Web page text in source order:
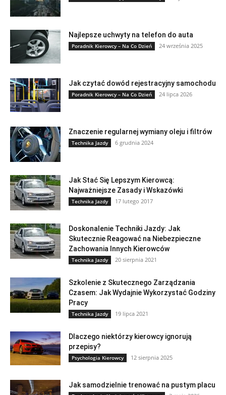
Najlepsze uchwyty na telefon do auta
Poradnik Kierowcy – Na Co Dzień 24 września 2025
Jak czytać dowód rejestracyjny samochodu
Poradnik Kierowcy – Na Co Dzień 24 lipca 2026
Znaczenie regularnej wymiany oleju i filtrów
Technika Jazdy 6 grudnia 2024
Jak Stać Się Lepszym Kierowcą:
Najważniejsze Zasady i Wskazówki
Technika Jazdy 17 lutego 2017
Doskonalenie Techniki Jazdy: Jak
Skutecznie Reagować na Niebezpieczne
Zachowania Innych Kierowców
Technika Jazdy 20 sierpnia 2021
Szkolenie z Skutecznego Zarządzania
Czasem: Jak Wydajnie Wykorzystać Godziny
Pracy
Technika Jazdy 19 lipca 2021
Dlaczego niektórzy kierowcy ignorują
przepisy?
Psychologia Kierowcy 12 sierpnia 2025
Jak samodzielnie trenować na pustym placu